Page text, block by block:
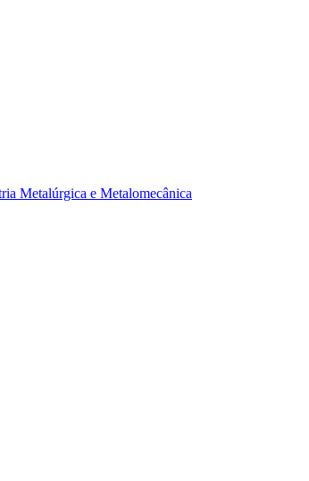
Metalúrgica e Metalomecânica